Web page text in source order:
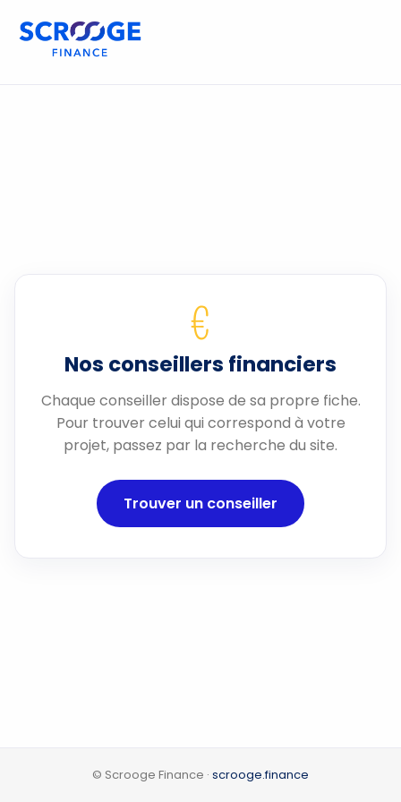
€
Nos conseillers financiers
Chaque conseiller dispose de sa propre fiche.
Pour trouver celui qui correspond à votre
projet, passez par la recherche du site.
Trouver un conseiller
© Scrooge Finance · scrooge.finance